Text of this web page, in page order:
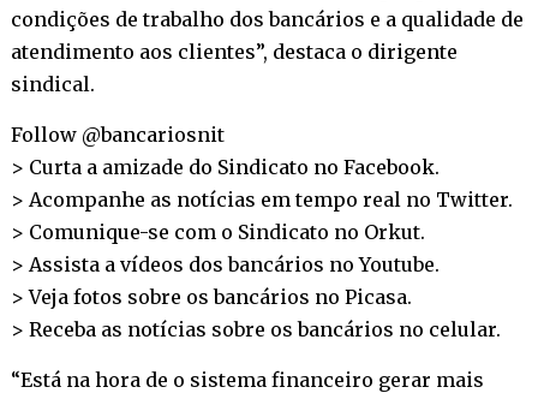
condições de trabalho dos bancários e a qualidade de
atendimento aos clientes”, destaca o dirigente
sindical.
Follow @bancariosnit
> Curta a amizade do Sindicato no Facebook.
> Acompanhe as notícias em tempo real no Twitter.
> Comunique-se com o Sindicato no Orkut.
> Assista a vídeos dos bancários noYoutube.
> Veja fotos sobre os bancários no Picasa.
> Receba as notícias sobre os bancários no celular.
“Está na hora de o sistema financeiro gerar mais